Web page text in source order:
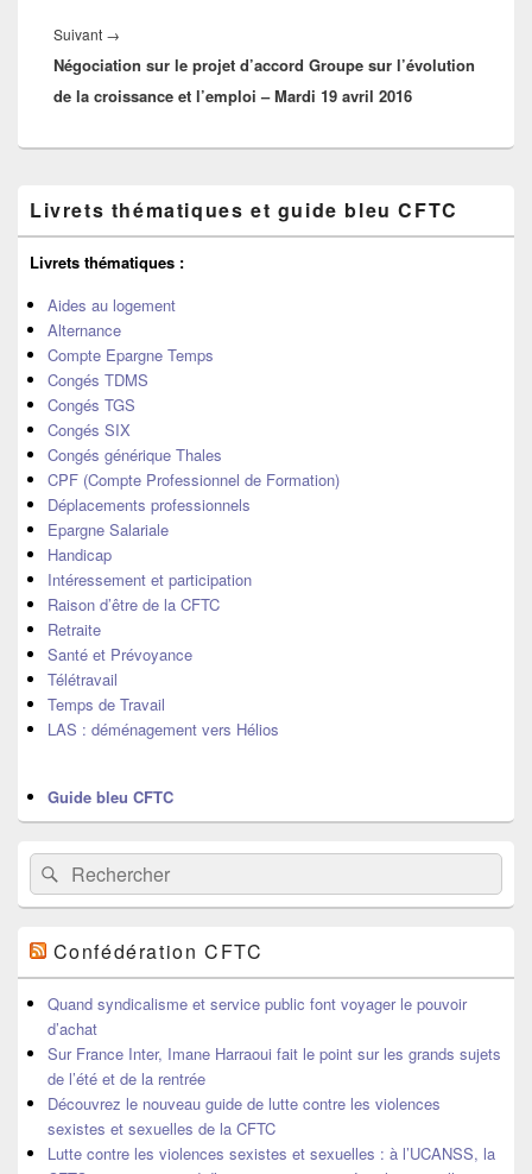
Suivant →
suivant :
Négociation sur le projet d’accord Groupe sur l’évolution
de la croissance et l’emploi – Mardi 19 avril 2016
principale
de
widget
la
barre
latérale
Livrets thématiques et guide bleu CFTC
Livrets thématiques :
Aides au logement
Alternance
Compte Epargne Temps
Congés TDMS
Congés TGS
Congés SIX
Congés générique Thales
CPF (Compte Professionnel de Formation)
Déplacements professionnels
Epargne Salariale
Handicap
Intéressement et participation
Raison d’être de la CFTC
Retraite
Santé et Prévoyance
Télétravail
Temps de Travail
LAS : déménagement vers Hélios
Guide bleu CFTC
Recherche :
Rechercher
Confédération CFTC
Quand syndicalisme et service public font voyager le pouvoir
d’achat
Sur France Inter, Imane Harraoui fait le point sur les grands sujets
de l’été et de la rentrée
Découvrez le nouveau guide de lutte contre les violences
sexistes et sexuelles de la CFTC
Lutte contre les violences sexistes et sexuelles : à l’UCANSS, la